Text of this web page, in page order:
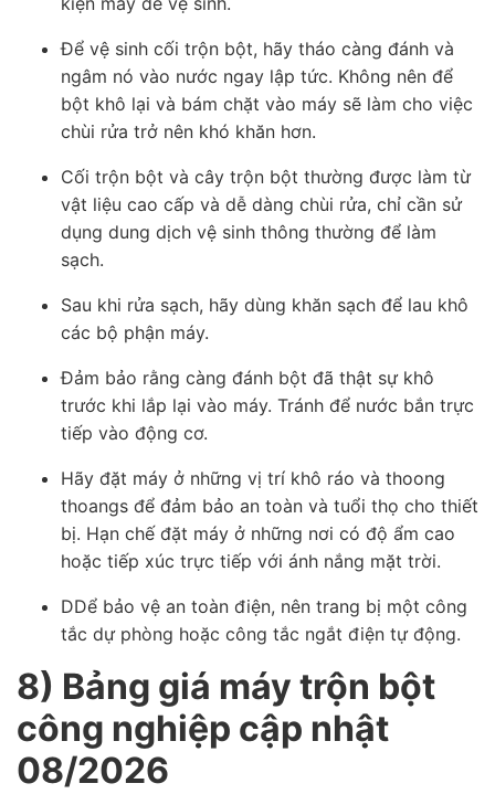
Để vệ sinh cối trộn bột, hãy tháo càng đánh và
ngâm nó vào nước ngay lập tức. Không nên để
bột khô lại và bám chặt vào máy sẽ làm cho việc
chùi rửa trở nên khó khăn hơn.
Cối trộn bột và cây trộn bột thường được làm từ
vật liệu cao cấp và dễ dàng chùi rửa, chỉ cần sử
dụng dung dịch vệ sinh thông thường để làm
sạch.
Sau khi rửa sạch, hãy dùng khăn sạch để lau khô
các bộ phận máy.
Đảm bảo rằng càng đánh bột đã thật sự khô
trước khi lắp lại vào máy. Tránh để nước bắn trực
tiếp vào động cơ.
Hãy đặt máy ở những vị trí khô ráo và thoong
thoangs để đảm bảo an toàn và tuổi thọ cho thiết
bị. Hạn chế đặt máy ở những nơi có độ ẩm cao
hoặc tiếp xúc trực tiếp với ánh nắng mặt trời.
DDể bảo vệ an toàn điện, nên trang bị một công
tắc dự phòng hoặc công tắc ngắt điện tự động.
8) Bảng giá máy trộn bột
công nghiệp cập nhật
08/2026